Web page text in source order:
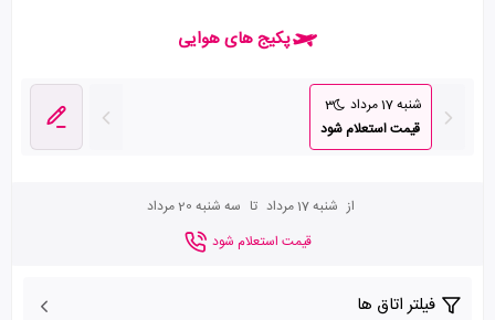
پکیج های هوایی
شنبه 17 مرداد
3
قیمت استعلام شود
از شنبه 17 مرداد تا سه شنبه 20 مرداد
قیمت استعلام شود
فیلتر اتاق ها